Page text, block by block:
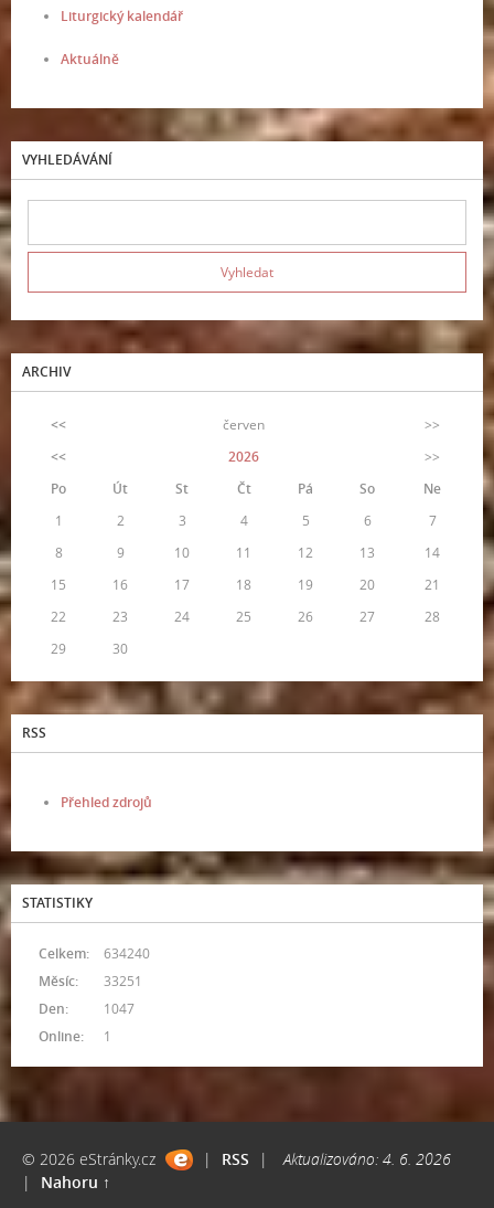
Liturgický kalendář
Aktuálně
VYHLEDÁVÁNÍ
ARCHIV
<< červen
>>
<<
2026
>>
Po
Út St Čt Pá So
Ne
1
2 3 4 5 6
7
8
9 10 11 12 13
14
15
16 17 18 19 20
21
22
23 24 25 26 27
28
29
30
RSS
Přehled zdrojů
STATISTIKY
Online: 1
Celkem:
634240
Měsíc:
33251
Den:
1047
© 2026 eStránky.cz | RSS |
Aktualizováno: 4. 6. 2026
|
Nahoru ↑